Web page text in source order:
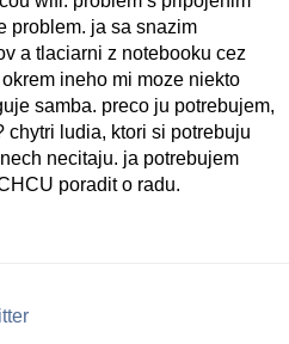
problem. ja sa snazim
a tlaciarni z notebooku cez
ineho mi moze niekto
samba. preco ju potrebujem,
ludia, ktori si potrebuju
necitaju. ja potrebujem
poradit o radu.